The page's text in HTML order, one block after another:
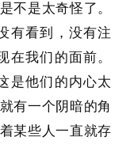
不是太奇怪了。
有看到，没有注
在我们的面前。
是他们的内心太
有一个阴暗的角
某些人一直就存